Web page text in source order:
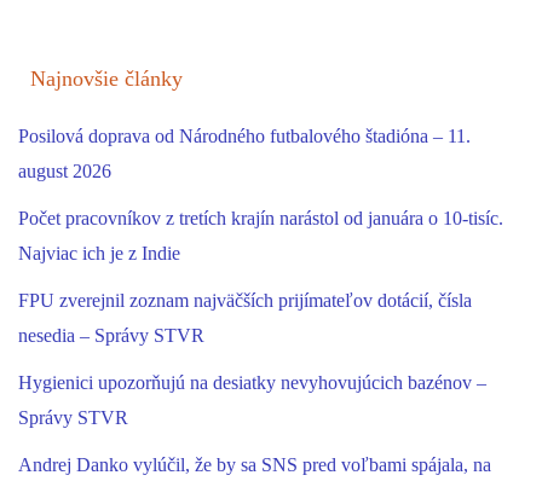
Najnovšie články
Posilová doprava od Národného futbalového štadióna – 11.
august 2026
Počet pracovníkov z tretích krajín narástol od januára o 10-tisíc.
Najviac ich je z Indie
FPU zverejnil zoznam najväčších prijímateľov dotácií, čísla
nesedia – Správy STVR
Hygienici upozorňujú na desiatky nevyhovujúcich bazénov –
Správy STVR
Andrej Danko vylúčil, že by sa SNS pred voľbami spájala, na